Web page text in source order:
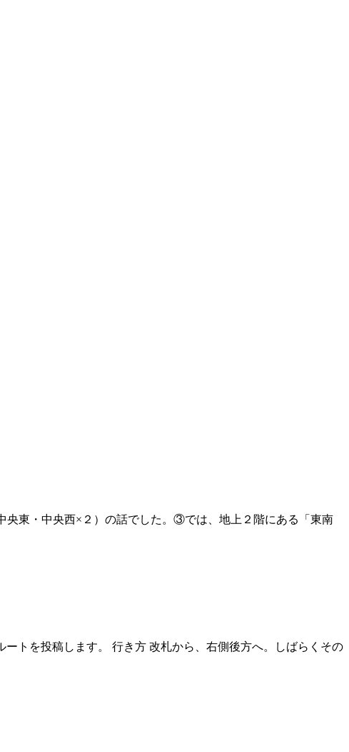
東・中央西×２）の話でした。③では、地上２階にある「東南
トを投稿します。 行き方 改札から、右側後方へ。しばらくその